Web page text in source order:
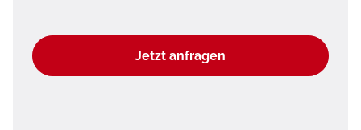
Jetzt anfragen